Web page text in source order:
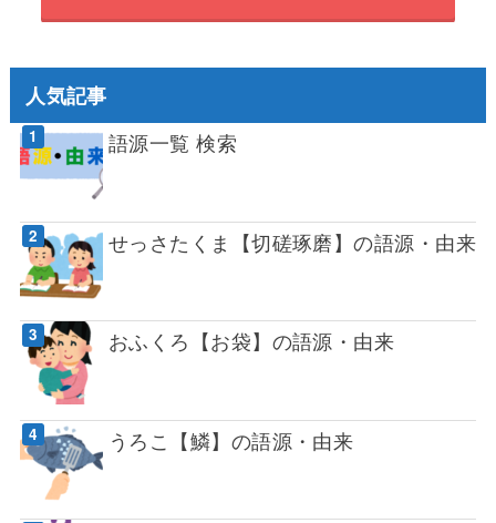
人気記事
語源一覧 検索
せっさたくま【切磋琢磨】の語源・由来
おふくろ【お袋】の語源・由来
うろこ【鱗】の語源・由来